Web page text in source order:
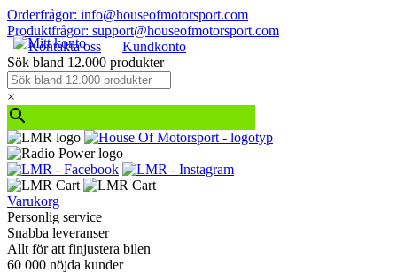
Orderfrågor: info@houseofmotorsport.com
Produktfrågor: support@houseofmotorsport.com
Kontakta oss
Kundkonto
Sök bland 12.000 produkter
×
Varukorg
Personlig service
Snabba leveranser
Allt för att finjustera bilen
60 000 nöjda kunder